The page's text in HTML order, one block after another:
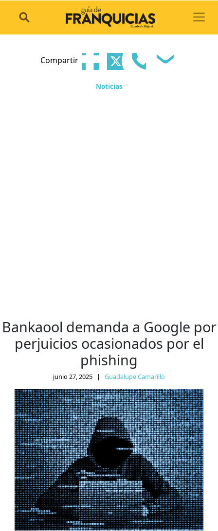
Compartir
Noticias
Bankaool demanda a Google por
perjuicios ocasionados por el
phishing
junio 27, 2025 | Guadalupe Camarillo